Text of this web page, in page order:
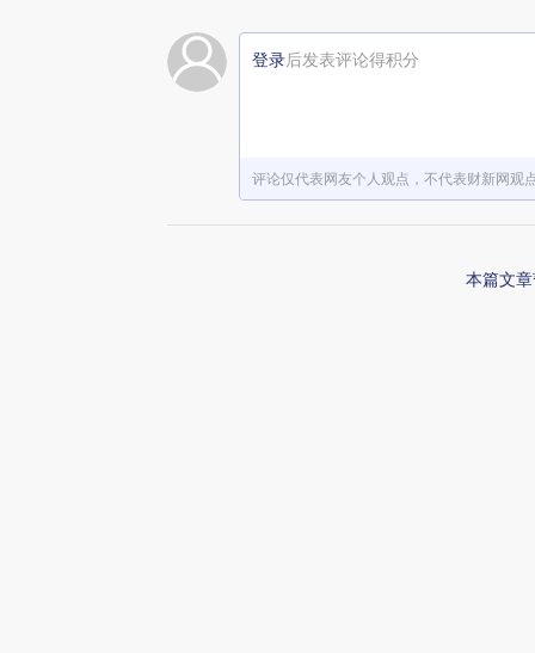
登录后发表评论得积分
评论仅代表网友个人观点，不代表财新网观
本篇文